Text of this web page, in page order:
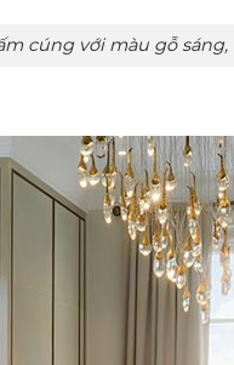
sáng, đồ nội